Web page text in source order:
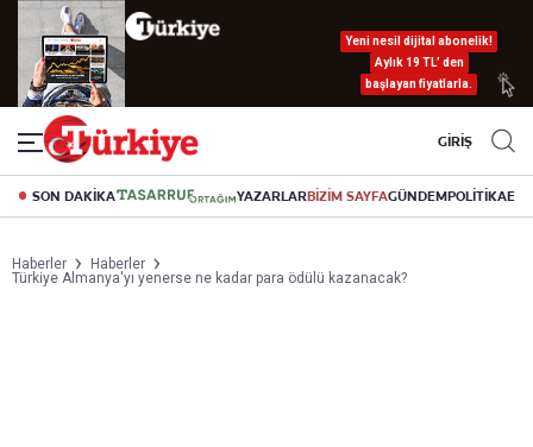
Yeni nesil dijital abonelik!
Aylık 19 TL’ den
başlayan fiyatlarla.
GİRİŞ
SON DAKİKA YAZARLARBİZİM SAYFAGÜNDEMPOLİTİKA
Haberler
Haberler
Türkiye Almanya'yı yenerse ne kadar para ödülü kazanacak?